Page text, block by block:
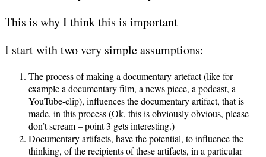
This is why I think this is important
I start with two very simple assumptions:
The process of making a documentary artefact (like for
example a documentary film, a news piece, a podcast, a
YouTube-clip), influences the documentary artifact, that is
made, in this process (Ok, this is obviously obvious, please
don’t scream – point 3 gets interesting.)
Documentary artifacts, have the potential, to influence the
thinking, of the recipients of these artifacts, in a particular